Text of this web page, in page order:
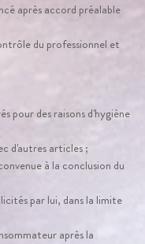
après accord préalable
du professionnel et
pour des raisons d'hygiène
d'autres articles ;
à la conclusion du
par lui, dans la limite
après la